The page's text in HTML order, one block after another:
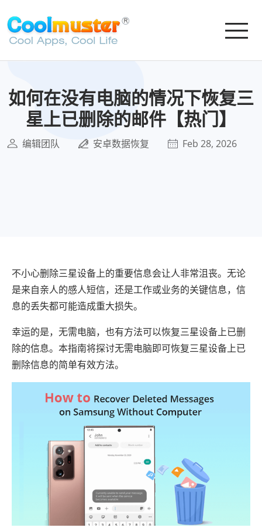
如何在没有电脑的情况下恢复三
星上已删除的邮件【热门】
编辑团队 安卓数据恢复 Feb 28, 2026
不小心删除三星设备上的重要信息会让人非常沮丧。无论
是来自亲人的感人短信，还是工作或业务的关键信息，信
息的丢失都可能造成重大损失。
幸运的是，无需电脑，也有方法可以恢复三星设备上已删
除的信息。本指南将探讨无需电脑即可恢复三星设备上已
删除信息的简单有效方法。